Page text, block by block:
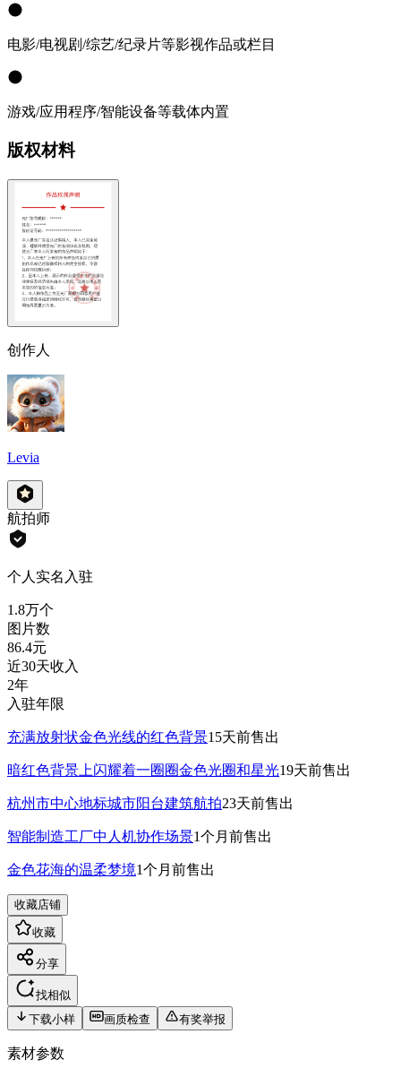
电影/电视剧/综艺/纪录片等影视作品或栏目
游戏/应用程序/智能设备等载体内置
版权材料
创作人
Levia
航拍师
个人实名入驻
1.8万个
图片数
86.4元
近30天收入
2年
入驻年限
充满放射状金色光线的红色背景15天前售出
暗红色背景上闪耀着一圈圈金色光圈和星光19天前售出
杭州市中心地标城市阳台建筑航拍23天前售出
智能制造工厂中人机协作场景1个月前售出
金色花海的温柔梦境1个月前售出
收藏店铺
收藏
分享
找相似
下载小样
画质检查 有奖举报
素材参数